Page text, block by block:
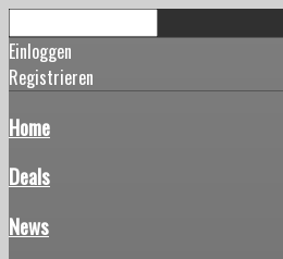
Einloggen
Registrieren
Home
Deals
News